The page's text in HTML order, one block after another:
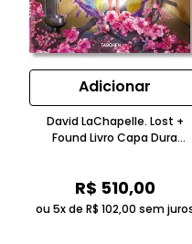
Adicionar
David LaChapelle. Lost +
Found Livro Capa Dura
R$ 510,00
ou 5x de R$ 102,00 sem